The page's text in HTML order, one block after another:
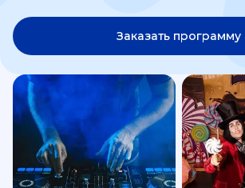
Заказать программу